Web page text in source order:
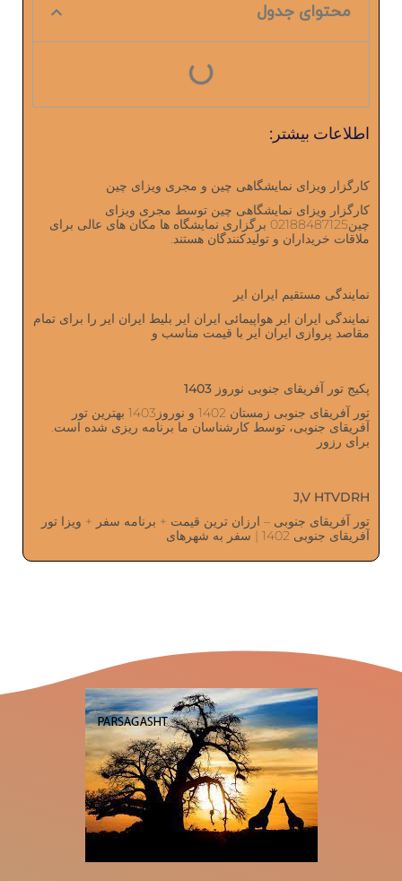
محتوای جدول
اطلاعات بیشتر:
کارگزار ویزای نمایشگاهی چین و مجری ویزای چین
کارگزار ویزای نمایشگاهی چین توسط مجری ویزای
چین02188487125 برگزاری نمایشگاه ‌ها مکان های عالی برای
ملاقات خریداران و تولیدکنندگان هستند.
نمایندگی مستقیم ایران ایر
نمایندگی ایران ایر هواپیمائی ایران ایر بلیط ایران ایر را برای تمام
مقاصد پروازی ایران ایر با قیمت مناسب و
پکیج تور آفریقای جنوبی نوروز 1403
تور آفریقای جنوبی زمستان 1402 و نوروز1403 بهترین تور
آفریقای جنوبی، توسط کارشناسان ما برنامه ریزی شده است.
برای رزور
J,V HTVDRH
تور آفریقای جنوبی – ارزان ترین قیمت + برنامه سفر + ویزا تور
آفریقای جنوبی 1402 | سفر به شهرهای